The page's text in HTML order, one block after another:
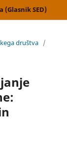
(Glasnik SED)
društva /